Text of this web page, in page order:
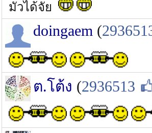
มัวได้จัย
doingaem (
ต.โต้ง (2936513